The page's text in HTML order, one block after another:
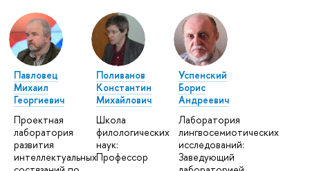
Павловец
Михаил
Георгиевич
Проектная
лаборатория
развития
интеллектуальных
Поливанов
Константин
Михайлович
Школа
филологических
наук:
Профессор
Успенский
Борис
Андреевич
Лаборатория
лингвосемиотических
исследований:
Заведующий